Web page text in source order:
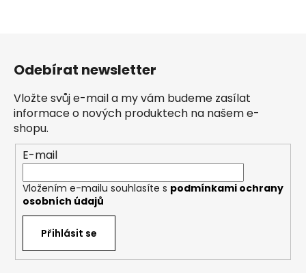
Odebírat newsletter
Vložte svůj e-mail a my vám budeme zasílat
informace o nových produktech na našem e-
shopu.
E-mail
Vložením e-mailu souhlasíte s podmínkami ochrany
osobních údajů
Přihlásit se